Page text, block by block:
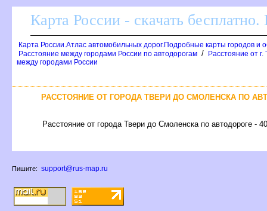
Карта России - скачать
Карта России.Атлас автомобильных дорог.Подробные карты городов и
Расстояние между городами России по автодорогам /
Расстояние от
между городами России
РАССТОЯНИЕ ОТ ГОРОДА ТВЕРИ ДО СМОЛЕНСКА ПО
Расстояние от города Твери до Смоленска по автодороге -
Пишите: support@rus-map.ru